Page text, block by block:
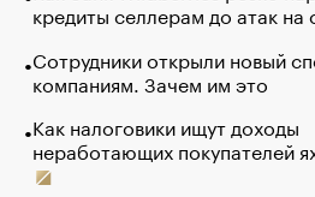
кредиты селлерам до атак на
Сотрудники открыли новый
компаниям. Зачем им это
Как налоговики ищут доходы
неработающих покупателей